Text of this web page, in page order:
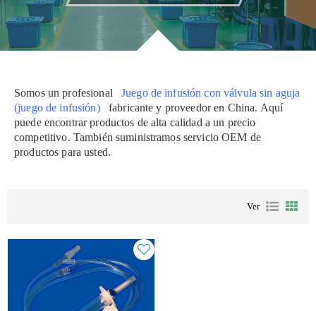
Somos un profesional
Juego de infusión con válvula sin aguja
(juego de infusión)
fabricante y proveedor en China. Aquí
puede encontrar productos de alta calidad a un precio
competitivo. También suministramos servicio OEM de
productos para usted.
Ver